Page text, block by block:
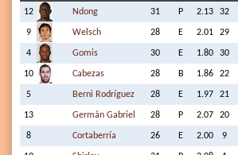
12 Ndong 31 P 2.13 32
9 Welsch 28 E 2.01 29
4 Gomis 30 E 1.80 30
10 Cabezas 28 B 1.86 22
5 Berni Rodríguez 28 E 1.97 21
13 Germán Gabriel 28 P 2.07 20
8 Cortaberría 26 E 2.00 9